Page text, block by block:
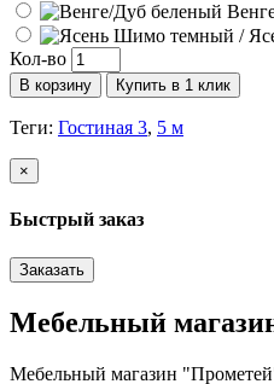
Кол-во
В корзину Купить в 1 клик
Теги: Гостиная 3, 5 м
×
Быстрый заказ
Заказать
Мебельный
Мебельный магазин